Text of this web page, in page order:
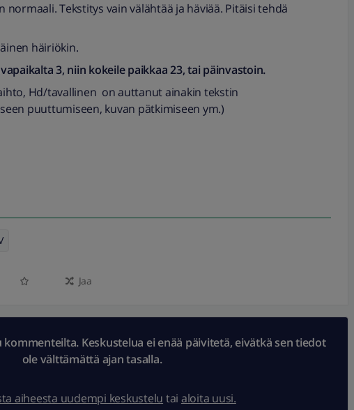
normaali. Tekstitys vain välähtää ja häviää. Pitäisi tehdä
häiriökin.
3, niin kokeile paikkaa 23, tai päinvastoin.
Hd/tavallinen on auttanut ainakin tekstin
puuttumiseen, kuvan pätkimiseen ym.)
Jaa
Keskustelua ei enää päivitetä, eivätkä sen tiedot
ole välttämättä ajan tasalla.
aiheesta uudempi keskustelu tai aloita uusi.